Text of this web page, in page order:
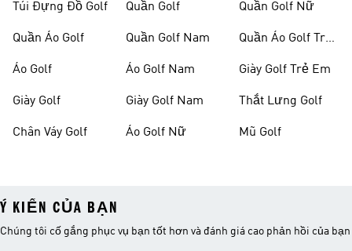
Túi Đựng Đồ Golf
Quần Áo Golf
Áo Golf
Giày Golf
Chân Váy Golf
Quần Golf
Quần Golf Nam
Áo Golf Nam
Giày Golf Nam
Áo Golf Nữ
Quần Golf Nữ
Quần Áo Golf Trẻ
Giày Golf Trẻ Em
Thắt Lưng Golf
Mũ Golf
Ý KIẾN CỦA BẠN
Chúng tôi cố gắng phục vụ bạn tốt hơn và đánh giá cao phản hồi của bạn